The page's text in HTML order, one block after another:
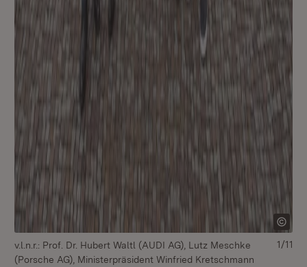
v.l.n.r.: Prof. Dr. Hubert Waltl (AUDI AG), Lutz Meschke
(Porsche AG), Ministerpräsident Winfried Kretschmann
1/11